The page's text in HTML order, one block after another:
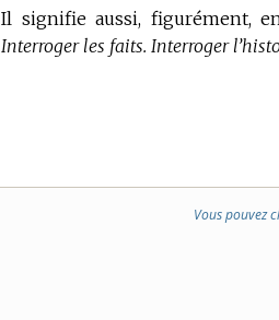
Il signifie aussi, figurément,
Interroger les faits. Interroger
Vous pouvez